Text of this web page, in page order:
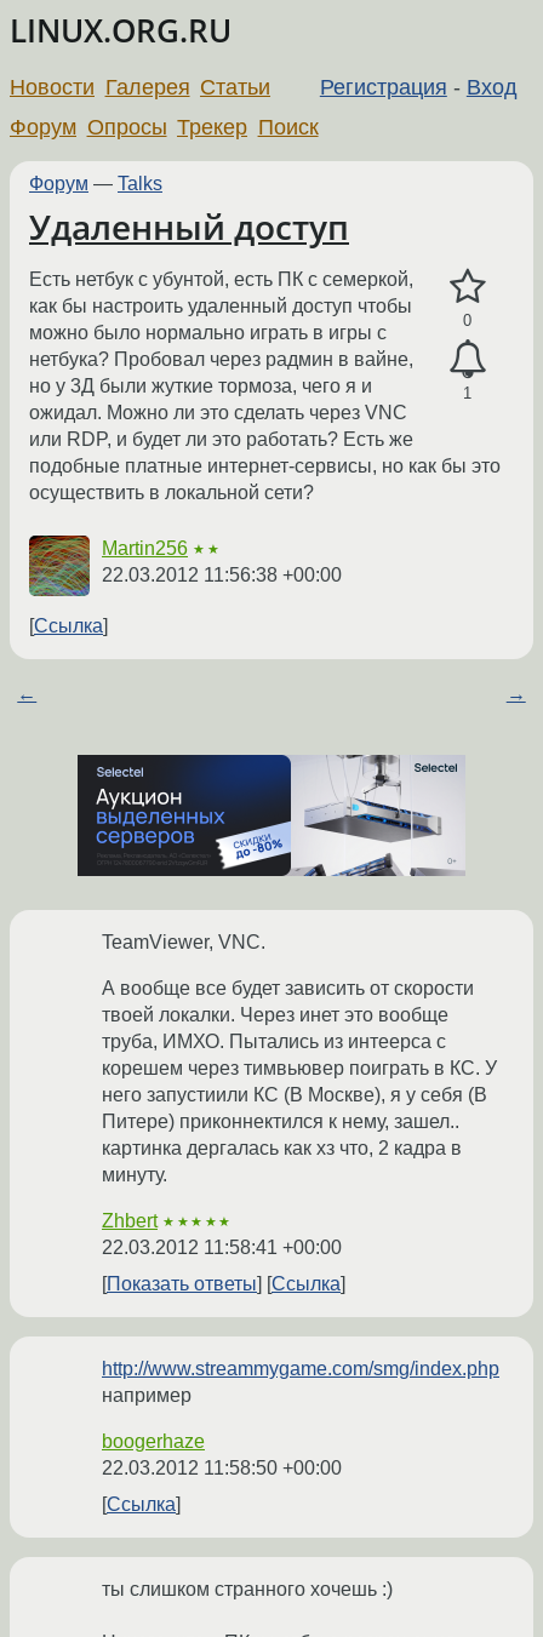
LINUX.ORG.RU
Регистрация - Вход
Новости Галерея Статьи
Форум Опросы Трекер Поиск
Форум — Talks
Удаленный доступ
0
1
Есть нетбук с убунтой, есть ПК с семеркой,
как бы настроить удаленный доступ чтобы
можно было нормально играть в игры с
нетбука? Пробовал через радмин в вайне,
но у 3Д были жуткие тормоза, чего я и
ожидал. Можно ли это сделать через VNC
или RDP, и будет ли это работать? Есть же
подобные платные интернет-сервисы, но как бы это
осуществить в локальной сети?
Martin256 ★★
22.03.2012 11:56:38 +00:00
Ссылка
← →
TeamViewer, VNC.
А вообще все будет зависить от скорости
твоей локалки. Через инет это вообще
труба, ИМХО. Пытались из интеерса с
корешем через тимвьювер поиграть в КС. У
него запустиили КС (В Москве), я у себя (В
Питере) приконнектился к нему, зашел..
картинка дергалась как хз что, 2 кадра в
минуту.
Zhbert ★★★★★
22.03.2012 11:58:41 +00:00
Показать ответы
Ссылка
http://www.streammygame.com/smg/index.php
например
boogerhaze
22.03.2012 11:58:50 +00:00
Ссылка
ты слишком странного хочешь :)